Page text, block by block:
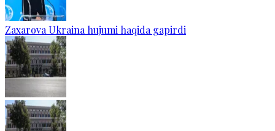
Zaxarova Ukraina hujumi haqida gapirdi